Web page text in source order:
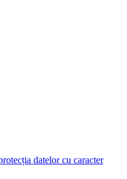
datelor cu caracter